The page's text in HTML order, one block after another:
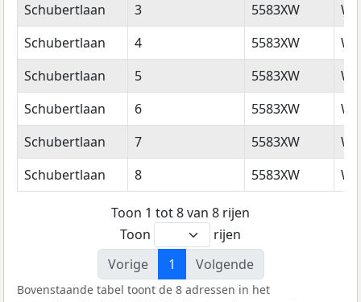
Schubertlaan
3 5583XW
Schubertlaan
4 5583XW
Schubertlaan
5 5583XW
Schubertlaan
6 5583XW
Schubertlaan
7 5583XW
Schubertlaan
8 5583XW
Toon 1 tot 8 van 8 rijen
Toon
rijen
Vorige
1 Volgende
Bovenstaande tabel toont de 8 adressen in het